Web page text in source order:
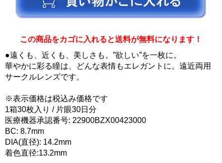
この商品をカゴに入れると送料が無料になります！
●遠くも、近くも、美しさも。”欲しい”を一枚に。
華やかに彩る瞳は、どんな表情もエレガントに。遠近両用
サークルレンズです。
※表示価格は税込み価格です
1箱30枚入り / 片眼30日分
医療機器承認番号: 22900BZX00423000
BC: 8.7mm
DIA(直径): 14.2mm
着色直径:13.2mm